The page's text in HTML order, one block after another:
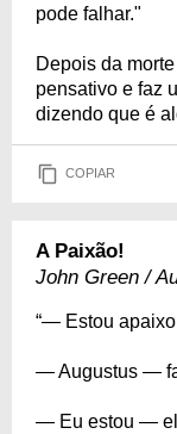
pode falhar."
Depois da
pensativo e faz
dizendo que é
COPIAR
A Paixão!
John Green /
“— Estou
— Augustus —
— Eu estou —